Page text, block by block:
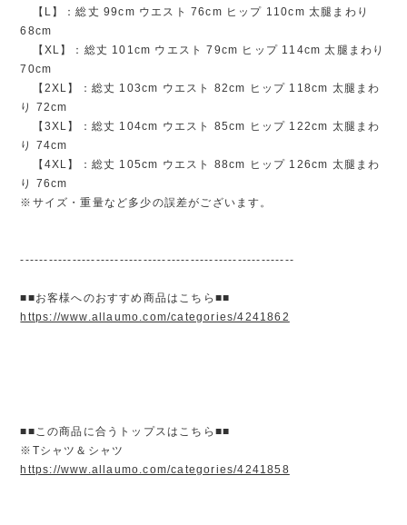
【L】：総丈 99cm ウエスト 76cm ヒップ 110cm 太腿まわり
68cm
【XL】：総丈 101cm ウエスト 79cm ヒップ 114cm 太腿まわり
70cm
【2XL】：総丈 103cm ウエスト 82cm ヒップ 118cm 太腿まわ
り 72cm
【3XL】：総丈 104cm ウエスト 85cm ヒップ 122cm 太腿まわ
り 74cm
【4XL】：総丈 105cm ウエスト 88cm ヒップ 126cm 太腿まわ
り 76cm
※サイズ・重量など多少の誤差がございます。
----------------------------------------------------------
■■お客様へのおすすめ商品はこちら■■
https://www.allaumo.com/categories/4241862
■■この商品に合うトップスはこちら■■
※Tシャツ＆シャツ
https://www.allaumo.com/categories/4241858